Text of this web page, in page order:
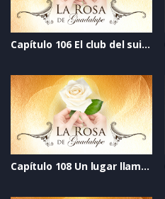
Capítulo 106 El club del suicidio
Capítulo 108 Un lugar llamado hogar